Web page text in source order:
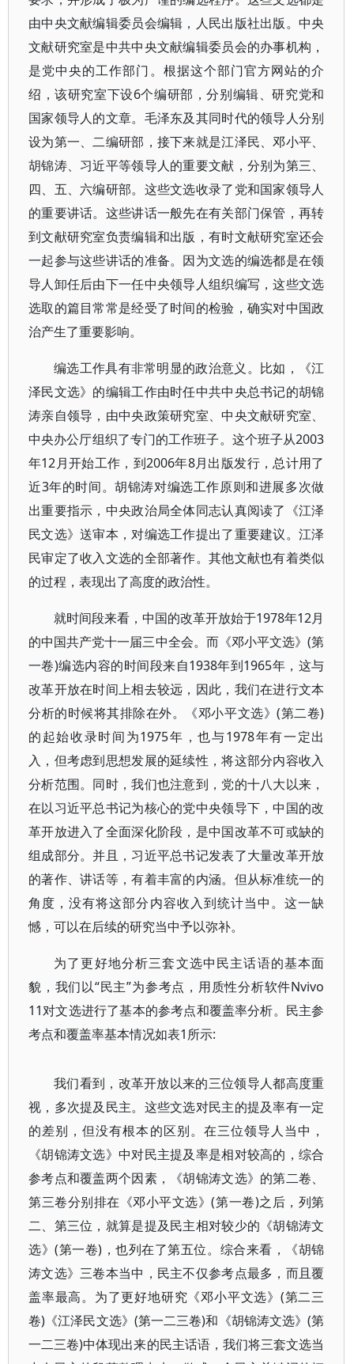
由中央文献编辑委员会编辑，人民出版社出版。中央
文献研究室是中共中央文献编辑委员会的办事机构，
是党中央的工作部门。根据这个部门官方网站的介
绍，该研究室下设6个编研部，分别编辑、研究党和
国家领导人的文章。毛泽东及其同时代的领导人分别
设为第一、二编研部，接下来就是江泽民、邓小平、
胡锦涛、习近平等领导人的重要文献，分别为第三、
四、五、六编研部。这些文选收录了党和国家领导人
的重要讲话。这些讲话一般先在有关部门保管，再转
到文献研究室负责编辑和出版，有时文献研究室还会
一起参与这些讲话的准备。因为文选的编选都是在领
导人卸任后由下一任中央领导人组织编写，这些文选
选取的篇目常常是经受了时间的检验，确实对中国政
治产生了重要影响。
编选工作具有非常明显的政治意义。比如，《江
泽民文选》的编辑工作由时任中共中央总书记的胡锦
涛亲自领导，由中央政策研究室、中央文献研究室、
中央办公厅组织了专门的工作班子。这个班子从2003
年12月开始工作，到2006年8月出版发行，总计用了
近3年的时间。胡锦涛对编选工作原则和进展多次做
出重要指示，中央政治局全体同志认真阅读了《江泽
民文选》送审本，对编选工作提出了重要建议。江泽
民审定了收入文选的全部著作。其他文献也有着类似
的过程，表现出了高度的政治性。
就时间段来看，中国的改革开放始于1978年12月
的中国共产党十一届三中全会。而《邓小平文选》(第
一卷)编选内容的时间段来自1938年到1965年，这与
改革开放在时间上相去较远，因此，我们在进行文本
分析的时候将其排除在外。《邓小平文选》(第二卷)
的起始收录时间为1975年，也与1978年有一定出
入，但考虑到思想发展的延续性，将这部分内容收入
分析范围。同时，我们也注意到，党的十八大以来，
在以习近平总书记为核心的党中央领导下，中国的改
革开放进入了全面深化阶段，是中国改革不可或缺的
组成部分。并且，习近平总书记发表了大量改革开放
的著作、讲话等，有着丰富的内涵。但从标准统一的
角度，没有将这部分内容收入到统计当中。这一缺
憾，可以在后续的研究当中予以弥补。
为了更好地分析三套文选中民主话语的基本面
貌，我们以“民主”为参考点，用质性分析软件Nvivo
11对文选进行了基本的参考点和覆盖率分析。民主参
考点和覆盖率基本情况如表1所示:
我们看到，改革开放以来的三位领导人都高度重
视，多次提及民主。这些文选对民主的提及率有一定
的差别，但没有根本的区别。在三位领导人当中，
《胡锦涛文选》中对民主提及率是相对较高的，综合
参考点和覆盖两个因素，《胡锦涛文选》的第二卷、
第三卷分别排在《邓小平文选》(第一卷)之后，列第
二、第三位，就算是提及民主相对较少的《胡锦涛文
选》(第一卷)，也列在了第五位。综合来看，《胡锦
涛文选》三卷本当中，民主不仅参考点最多，而且覆
盖率最高。为了更好地研究《邓小平文选》(第二三
卷)《江泽民文选》(第一二三卷)和《胡锦涛文选》(第
一二三卷)中体现出来的民主话语，我们将三套文选当